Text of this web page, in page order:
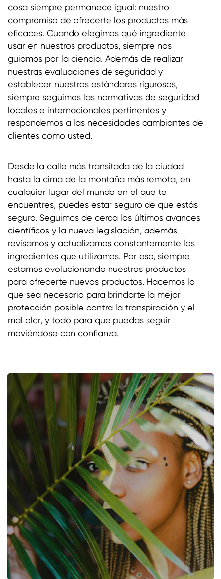
cosa siempre permanece igual: nuestro
compromiso de ofrecerte los productos más
eficaces. Cuando elegimos qué ingrediente
usar en nuestros productos, siempre nos
guiamos por la ciencia. Además de realizar
nuestras evaluaciones de seguridad y
establecer nuestros estándares rigurosos,
siempre seguimos las normativas de seguridad
locales e internacionales pertinentes y
respondemos a las necesidades cambiantes de
clientes como usted.
Desde la calle más transitada de la ciudad
hasta la cima de la montaña más remota, en
cualquier lugar del mundo en el que te
encuentres, puedes estar seguro de que estás
seguro. Seguimos de cerca los últimos avances
científicos y la nueva legislación, además
revisamos y actualizamos constantemente los
ingredientes que utilizamos. Por eso, siempre
estamos evolucionando nuestros productos
para ofrecerte nuevos productos. Hacemos lo
que sea necesario para brindarte la mejor
protección posible contra la transpiración y el
mal olor, y todo para que puedas seguir
moviéndose con confianza.